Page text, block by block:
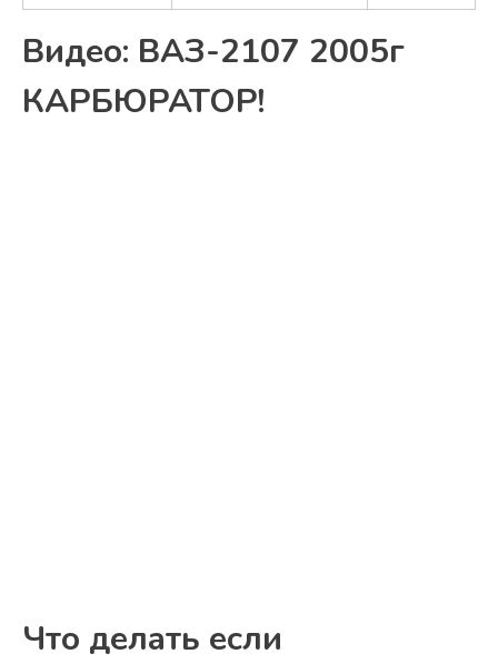
Видео: ВАЗ-2107 2005г
КАРБЮРАТОР!
Что делать если